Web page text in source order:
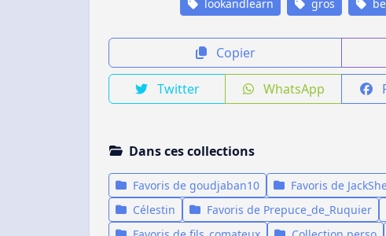
lookandlearn gros
Copier
Twitter WhatsApp
Dans ces collections
Favoris de goudjaban10 Favoris de
Célestin
Favoris de Prepuce_de_Ruquier